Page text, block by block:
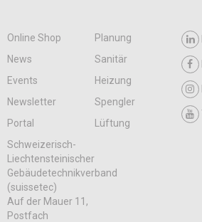
Online Shop
Planung
News
Sanitär
Events
Heizung
Newsletter
Spengler
Portal
Lüftung
Schweizerisch-
Liechtensteinischer
Gebäudetechnikverband
(suissetec)
Auf der Mauer 11,
Postfach